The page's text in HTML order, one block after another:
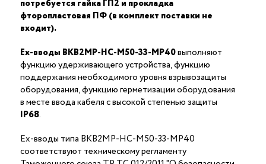
потребуется гайка ГП2 и прокладка
фторопластовая ПФ (в комплект поставки не
входит).
Ex-вводы ВКВ2МР-НС-М50-33-МР40выполняют
функцию удерживающего устройства, функцию
поддержания необходимого уровня взрывозащиты
оборудования, функцию герметизации оборудования
в месте ввода кабеля с высокой степенью защиты
IP68.
Ex-вводы типа ВКВ2МР-НС-М50-33-МР40
соответствуют техническому регламенту